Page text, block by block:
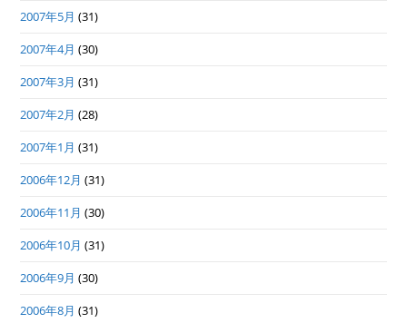
2007年5月 (31)
2007年4月 (30)
2007年3月 (31)
2007年2月 (28)
2007年1月 (31)
2006年12月 (31)
2006年11月 (30)
2006年10月 (31)
2006年9月 (30)
2006年8月 (31)